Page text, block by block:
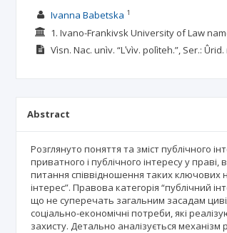
Ivanna Babetska 1
1. Ivano-Frankivsk University of Law
Vìsn. Nac. unìv. “Lʹvìv. polìteh.”, Ser.:
Abstract
Розглянуто поняття та зміст публічного
приватного і публічного інтересу у
питання співвідношення таких ключових
інтерес”. Правова категорія “публічний
що не суперечать загальним засадам
соціально-економічні потреби, які
захисту. Детально аналізується механізм